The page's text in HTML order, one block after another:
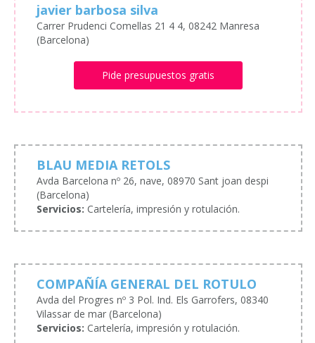
javier barbosa silva
Carrer Prudenci Comellas 21 4 4, 08242 Manresa
(Barcelona)
Pide presupuestos gratis
BLAU MEDIA RETOLS
Avda Barcelona nº 26, nave, 08970 Sant joan despi
(Barcelona)
Servicios: Cartelería, impresión y rotulación.
COMPAÑÍA GENERAL DEL ROTULO
Avda del Progres nº 3 Pol. Ind. Els Garrofers, 08340
Vilassar de mar (Barcelona)
Servicios: Cartelería, impresión y rotulación.